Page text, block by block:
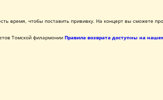
время, чтобы поставить прививку. На концерт вы сможете
Томской филармонии Правила возврата доступны на